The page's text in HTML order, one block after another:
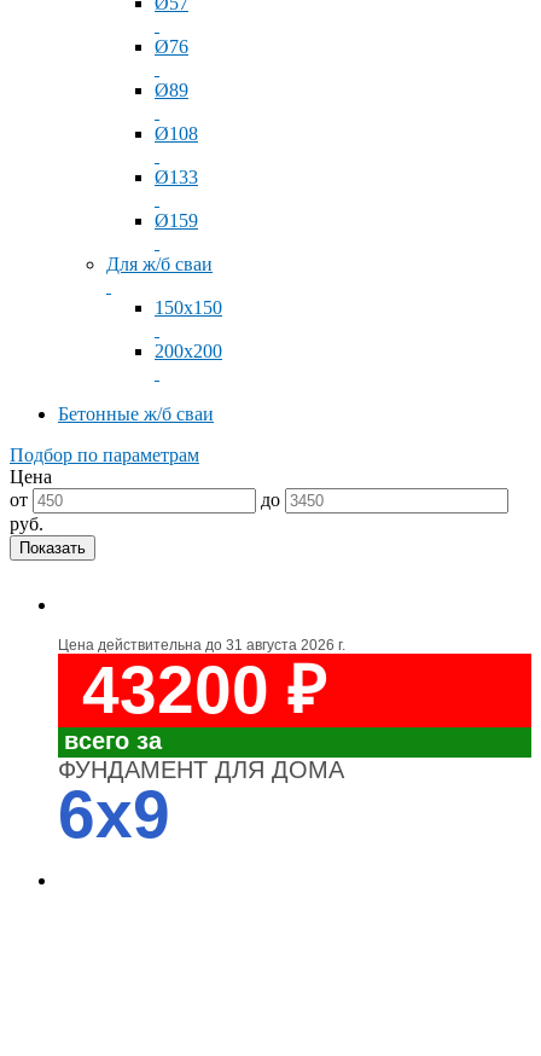
Ø76
Ø89
Ø108
Ø133
Ø159
Для ж/б сваи
150x150
200x200
Бетонные ж/б сваи
Подбор по параметрам
Цена
от
до
руб.
Цена действительна до 31 августа 2026 г.
43200 ₽
всего за
ФУНДАМЕНТ ДЛЯ ДОМА
6x9